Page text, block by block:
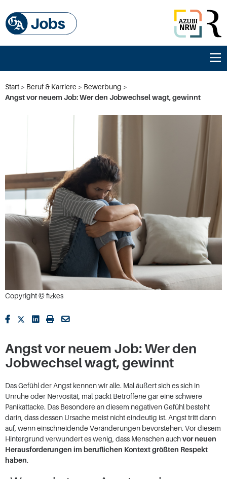
Start Beruf & Karriere
Bewerbung
Angst vor neuem Job: Wer den Jobwechsel wagt, gewinnt
Copyright © fizkes
Angst vor neuem Job: Wer den
Jobwechsel wagt, gewinnt
Das Gefühl der Angst kennen wir alle. Mal äußert sich es sich in
Unruhe oder Nervosität, mal packt Betroffene gar eine schwere
Panikattacke. Das Besondere an diesem negativen Gefühl besteht
darin, dass dessen Ursache meist nicht eindeutig ist. Angst tritt dann
auf, wenn einschneidende Veränderungen bevorstehen. Vor diesem
Hintergrund verwundert es wenig, dass Menschen auchvor neuen
Herausforderungen im beruflichen Kontext größten Respekt
haben.